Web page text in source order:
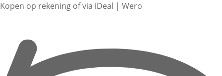
Kopen op rekening of via iDeal | Wero